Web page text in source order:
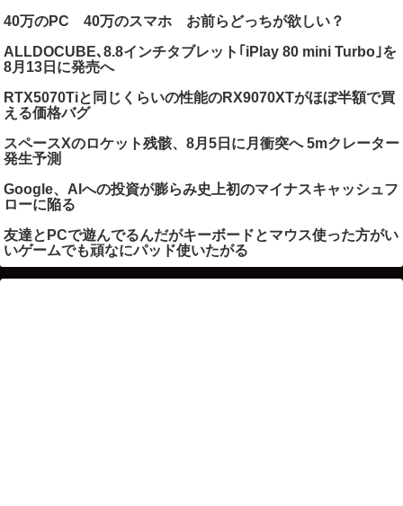
40万のPC 40万のスマホ お前らどっちが欲しい？
ALLDOCUBE､8.8インチタブレット｢iPlay 80 mini Turbo｣を
8月13日に発売へ
RTX5070Tiと同じくらいの性能のRX9070XTがほぼ半額で買
える価格バグ
スペースXのロケット残骸、8月5日に月衝突へ 5mクレーター
発生予測
Google、AIへの投資が膨らみ史上初のマイナスキャッシュフ
ローに陥る
友達とPCで遊んでるんだがキーボードとマウス使った方がい
いゲームでも頑なにパッド使いたがる